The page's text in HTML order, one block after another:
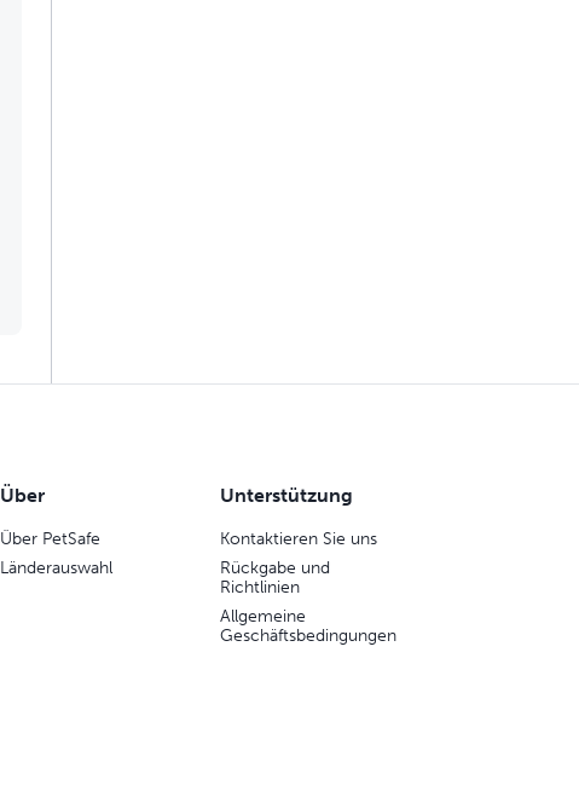
Über
Über PetSafe
Länderauswahl
Unterstützung
Kontaktieren Sie uns
Rückgabe und
Richtlinien
Allgemeine
Geschäftsbedingungen